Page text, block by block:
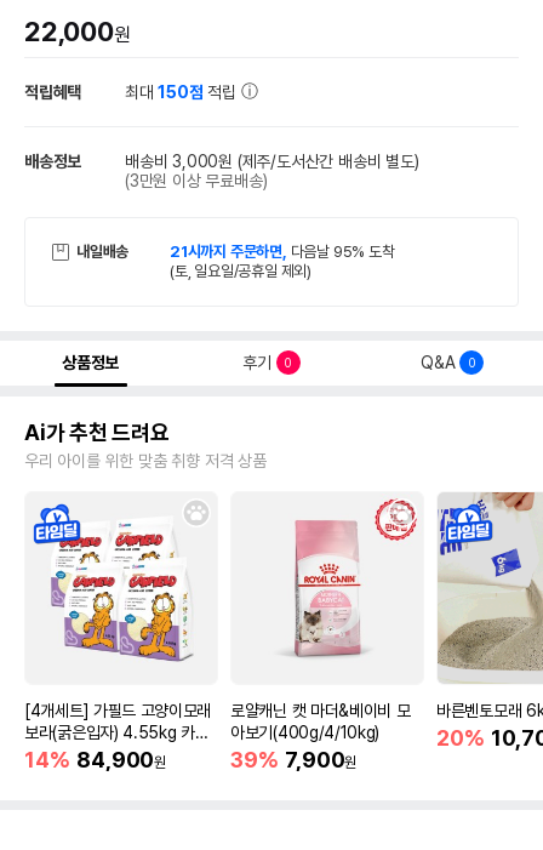
22,000원
적립혜택 최대150점 적립
배송정보 배송비 3,000원 (제주/도서산간 배송비 별도)
(3만원 이상 무료배송)
내일배송 21시까지 주문하면, 다음날 95% 도착
(토, 일요일/공휴일 제외)
상품정보 후기 0 Q&A 0
Ai가 추천 드려요
우리 아이를 위한 맞춤 취향 저격 상품
[4개세트] 가필드 고양이모래
보라(굵은입자) 4.55kg 카사
바모래
14% 84,900원
로얄캐닌 캣 마더&베이비 모
아보기(400g/4/10kg)
39% 7,900원
바른벤토모래
20%